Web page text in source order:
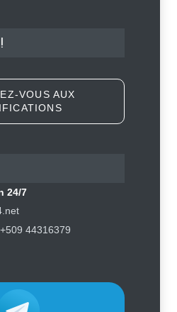
et anti immigration, tombe
sportif : l'urgence de
nationale : les divisions
internes profitent-elles aux gangs
VOUS AUX
24/7
44316379